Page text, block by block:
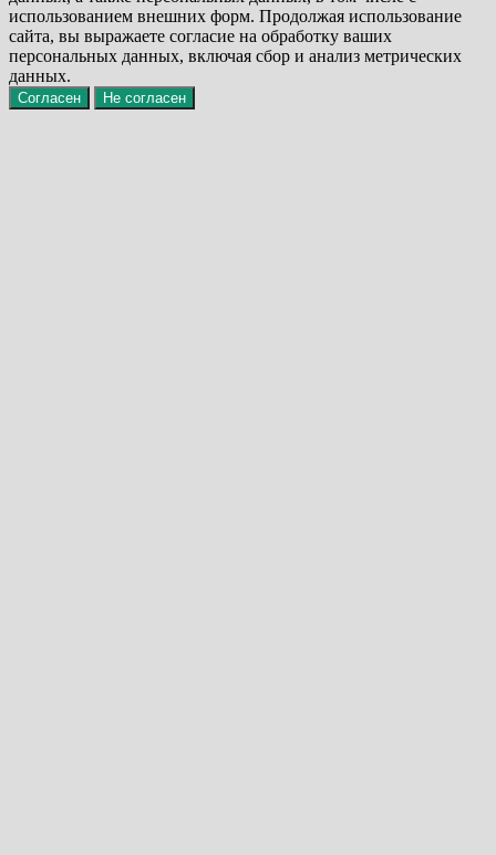
использованием внешних форм. Продолжая использование
сайта, вы выражаете согласие на обработку ваших
персональных данных, включая сбор и анализ метрических
данных.
Согласен Не согласен